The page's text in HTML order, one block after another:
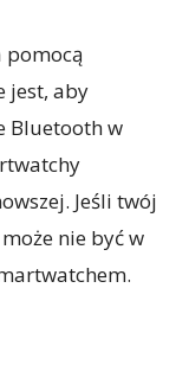
pomocą
jest, aby
Bluetooth w
Jeśli twój
nie być w